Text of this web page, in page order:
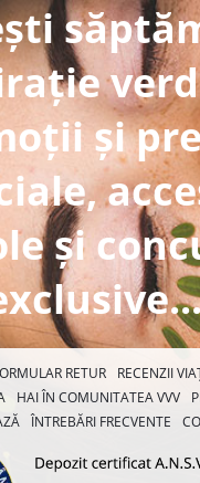
și
și
RETUR
RECENZII
HAI ÎN COMUNITATEA VVV
ÎNTREBĂRI FRECVENTE